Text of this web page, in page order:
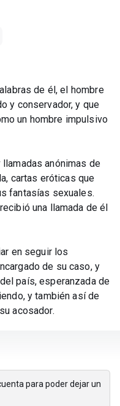
de él, el hombre
y conservador, y que
un hombre impulsivo
anónimas de
cartas eróticas que
fantasías sexuales.
una llamada de él
de su caso, y
país, esperanzada de
y también así de
acosador.
para poder dejar un